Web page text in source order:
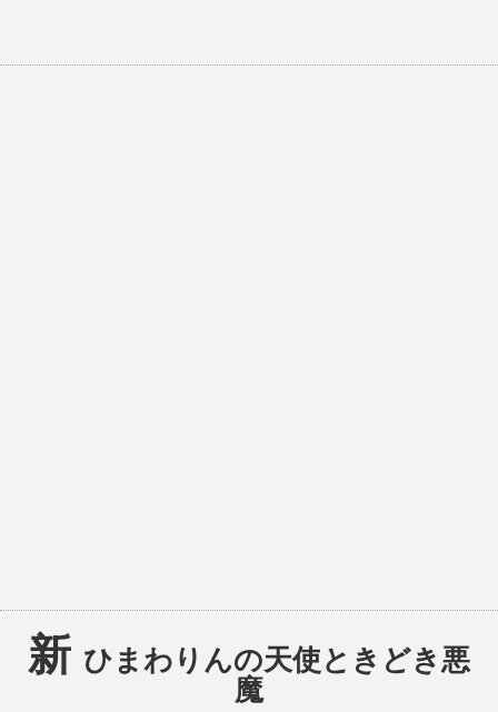
新 ひまわりんの天使ときどき悪
魔